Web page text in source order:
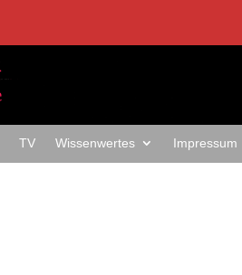
TV Wissenwertes Impressum